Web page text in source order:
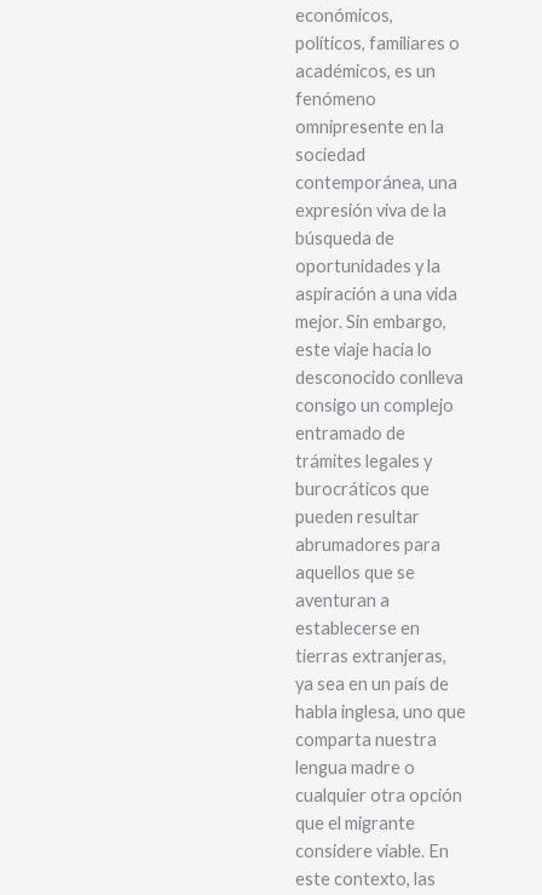
económicos,
políticos, familiares o
académicos, es un
fenómeno
omnipresente en la
sociedad
contemporánea, una
expresión viva de la
búsqueda de
oportunidades y la
aspiración a una vida
mejor. Sin embargo,
este viaje hacia lo
desconocido conlleva
consigo un complejo
entramado de
trámites legales y
burocráticos que
pueden resultar
abrumadores para
aquellos que se
aventuran a
establecerse en
tierras extranjeras,
ya sea en un país de
habla inglesa, uno que
comparta nuestra
lengua madre o
cualquier otra opción
que el migrante
considere viable. En
este contexto, las